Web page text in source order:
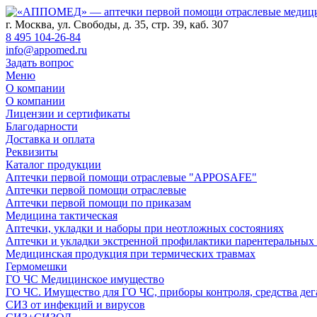
г. Москва, ул. Свободы, д. 35, стр. 39, каб. 307
8 495 104-26-84
info@appomed.ru
Задать вопрос
Меню
О компании
О компании
Лицензии и сертификаты
Благодарности
Доставка и оплата
Реквизиты
Каталог продукции
Аптечки первой помощи отраслевые "APPOSAFE"
Аптечки первой помощи отраслевые
Аптечки первой помощи по приказам
Медицина тактическая
Аптечки, укладки и наборы при неотложных состояниях
Аптечки и укладки экстренной профилактики
Медицинская продукция при термических травмах
Гермомешки
ГО ЧС Медицинское имущество
ГО ЧС. Имущество для ГО ЧС, приборы контроля, средства
СИЗ от инфекций и вирусов